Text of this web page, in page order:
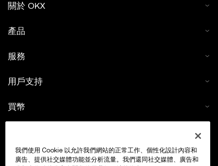
關於 OKX
產品
服務
用戶支持
買幣
交易
我們使用 Cookie 以允許我們網站的正常工作、個性化設計內容和
廣告、提供社交媒體功能並分析流量。我們還同社交媒體、廣告和